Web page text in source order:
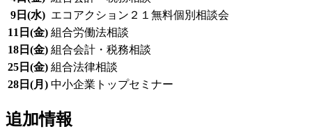
9日(水) エコアクション２１無料個別相談会
11日(金) 組合労働法相談
18日(金) 組合会計・税務相談
25日(金) 組合法律相談
28日(月) 中小企業トップセミナー
追加情報